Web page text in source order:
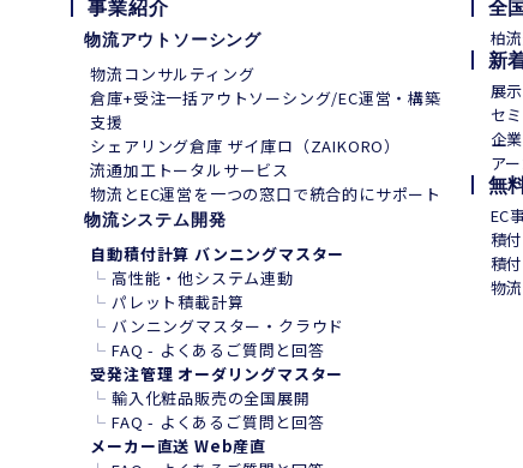
事業紹介
物流アウトソーシング
物流コンサルティング
倉庫+受注一括アウトソーシング/EC運営・構築
支援
シェアリング倉庫 ザイ庫ロ（ZAIKORO）
流通加工トータルサービス
物流とEC運営を一つの窓口で統合的にサポート
物流システム開発
自動積付計算 バンニングマスター
└ 高性能・他システム連動
└ パレット積載計算
└ バンニングマスター・クラウド
└ FAQ - よくあるご質問と回答
受発注管理 オーダリングマスター
└ 輸入化粧品販売の全国展開
└ FAQ - よくあるご質問と回答
メーカー直送 Web産直
全
柏
新
展
セ
企
ア
無
EC
積
積
物